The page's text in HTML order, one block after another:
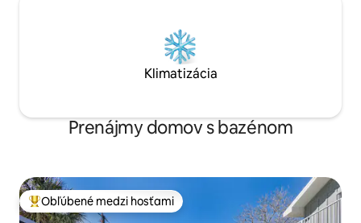
Klimatizácia
Prenájmy domov s bazénom
Najobľúbenejšie medzi hosťami
Obľúbené medzi hosťami